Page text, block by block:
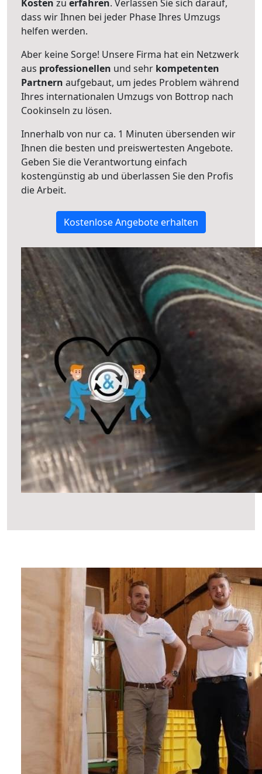
Kosten zu erfahren. Verlassen Sie sich darauf,
dass wir Ihnen bei jeder Phase Ihres Umzugs
helfen werden.
Aber keine Sorge! Unsere Firma hat ein Netzwerk
aus professionellen und sehr kompetenten
Partnern aufgebaut, um jedes Problem während
Ihres internationalen Umzugs von Bottrop nach
Cookinseln zu lösen.
Innerhalb von nur ca. 1 Minuten übersenden wir
Ihnen die besten und preiswertesten Angebote.
Geben Sie die Verantwortung einfach
kostengünstig ab und überlassen Sie den Profis
die Arbeit.
Kostenlose Angebote erhalten